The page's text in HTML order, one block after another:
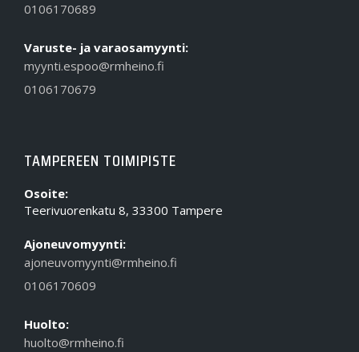
0106170689
Varuste- ja varaosamyynti:
myynti.espoo@rmheino.fi
0106170679
TAMPEREEN TOIMIPISTE
Osoite:
Teerivuorenkatu 8, 33300 Tampere
Ajoneuvomyynti:
ajoneuvomyynti@rmheino.fi
0106170609
Huolto:
huolto@rmheino.fi